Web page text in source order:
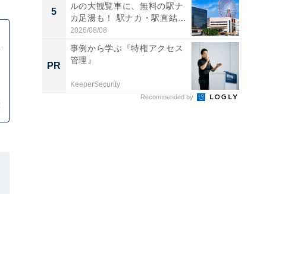
5
ルの大観覧車に、無料の駅ナ
カ足湯も！ 駅ナカ・駅直結
ス...
2026/08/08
PR
事例から学ぶ『特権アクセス
管理』
KeeperSecurity
Recommended by